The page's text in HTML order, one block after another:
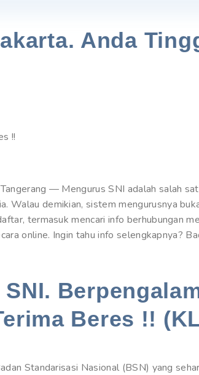
Anda
!!
— Mengurus SNI adalah salah
Walau demikian, sistem mengurusnya
termasuk mencari info berhubungan
online. Ingin tahu info selengkapnya?
Beres !!
Standarisasi Nasional (BSN) yang